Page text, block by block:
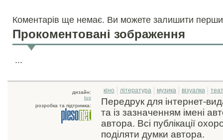
Коментарів ще немає. Ви можете залишити
Прокоментовані зображення
...
дизайн:
tux
розробка та підтримка:
кіно література музика візуалка
Передрук для інтернет-
та із зазначенням імені
автора. Всі публікації
поділяти думки автора.